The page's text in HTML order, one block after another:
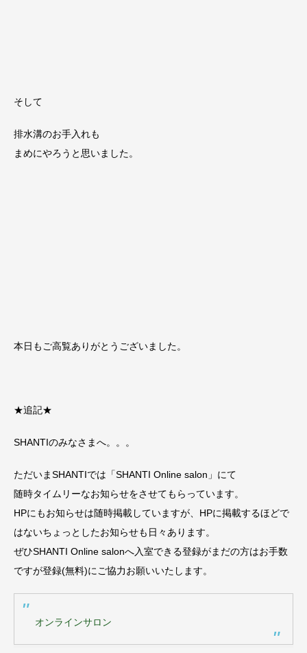
そして
排水溝のお手入れも
まめにやろうと思いました。
本日もご高覧ありがとうございました。
★追記★
SHANTIのみなさまへ。。。
ただいまSHANTIでは「SHANTI Online salon」にて
随時タイムリーなお知らせをさせてもらっています。
HPにもお知らせは随時掲載していますが、HPに掲載するほどで
はないちょっとしたお知らせも日々あります。
ぜひSHANTI Online salonへ入室できる登録がまだの方はお手数
ですが登録(無料)にご協力お願いいたします。
オンラインサロン